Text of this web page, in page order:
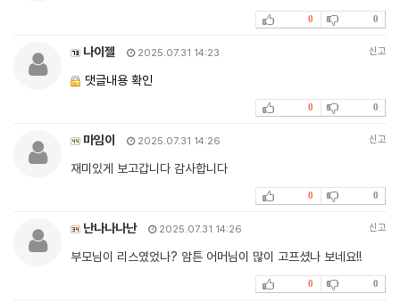
0 0
나이젤 2025.07.31 14:23 신고
댓글내용 확인
0 0
마임이 2025.07.31 14:26 신고
재미있게 보고갑니다 감사합니다
0 0
난나나나난 2025.07.31 14:26 신고
부모님이 리스였었나? 암튼 어머님이 많이 고프셨나 보네요!!
0 0